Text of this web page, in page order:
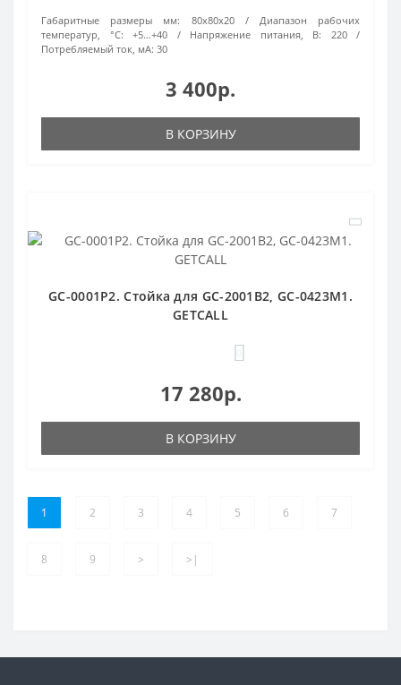
Габаритные размеры мм: 80х80х20
Диапазон рабочих
температур, °С:
+5…+40 Напряжение питания, В:
220
Потребляемый ток, мА: 30
3 400р.
В КОРЗИНУ
GC-0001P2. Стойка для GC-2001B2, GC-0423M1.
GETCALL
17 280р.
В КОРЗИНУ
1 2 3 4 5 6 7
8 9 > >|